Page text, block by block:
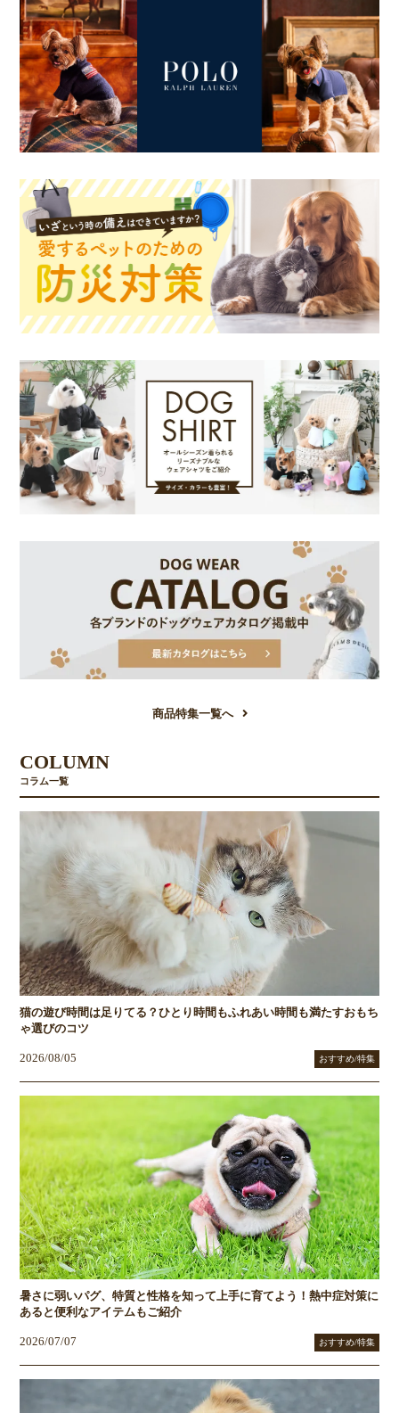
商品特集一覧へ
COLUMN
コラム一覧
猫の遊び時間は足りてる？ひとり時間もふれあい時間も満たすおもち
ゃ選びのコツ
2026/08/05 おすすめ/特集
暑さに弱いパグ、特質と性格を知って上手に育てよう！熱中症対策に
あると便利なアイテムもご紹介
2026/07/07 おすすめ/特集